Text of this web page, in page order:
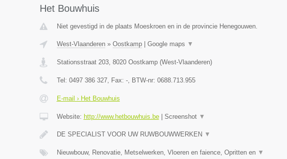
Het Bouwhuis
Niet gevestigd in de plaats Moeskroen en in de provincie Henegouwen.
West-Vlaanderen» Oostkamp| Google maps ▼
Stationsstraat 203, 8020 Oostkamp(West-Vlaanderen)
Tel: 0497 386 327, Fax: -, BTW-nr: 0688.713.955
E-mail › Het Bouwhuis
Website: http://www.hetbouwhuis.be| Screenshot ▼
DE SPECIALIST VOOR UW RUWBOUWWERKEN ▼
Nieuwbouw, Renovatie, Metselwerken, Vloeren en faience, Opritten en ▼